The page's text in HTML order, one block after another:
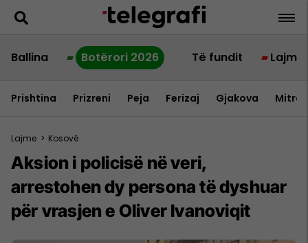
Ballina Botërori 2026 Të fundit Lajme
Prishtina Prizreni Peja Ferizaj Gjakova
Lajme > Kosovë
Aksion i policisë në veri,
arrestohen dy persona të dyshuar
për vrasjen e Oliver Ivanoviqit